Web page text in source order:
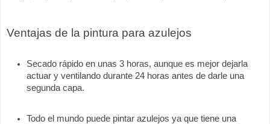
Ventajas de la pintura para azulejos
Secado rápido en unas 3 horas, aunque es mejor dejarla
actuar y ventilando durante 24 horas antes de darle una
segunda capa.
Todo el mundo puede pintar azulejos ya que tiene una